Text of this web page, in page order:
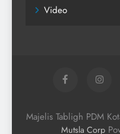
Video
Majelis Tabligh PDM
Mutsla Corp